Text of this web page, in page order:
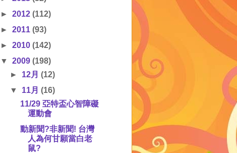
► 2012 (112)
► 2011 (93)
► 2010 (142)
▼ 2009 (198)
► 12月(12)
▼ 11月(16)
11/29 亞特盃心智障礙
運動會
動新聞?非新聞! 台灣
人為何甘願當白老
鼠?